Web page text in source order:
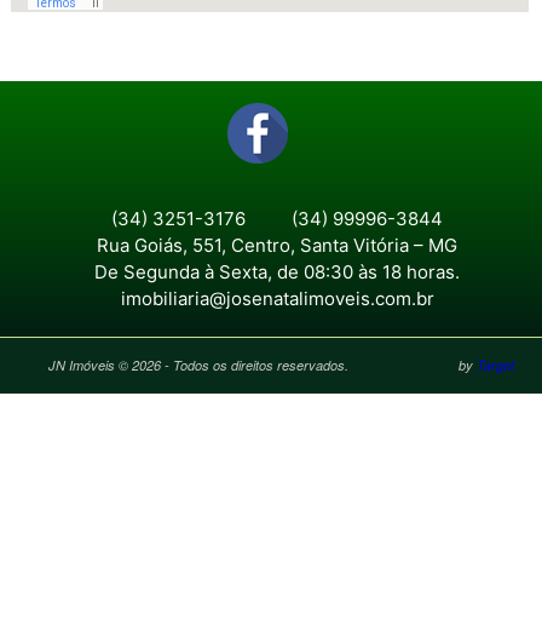
(34) 3251-3176
(34) 99996-3844
Rua Goiás, 551, Centro, Santa Vitória – MG
De Segunda à Sexta, de 08:30 às 18 horas.
imobiliaria@josenatalimoveis.com.br
JN Imóveis © 2026 - Todos os direitos reservados. by Target